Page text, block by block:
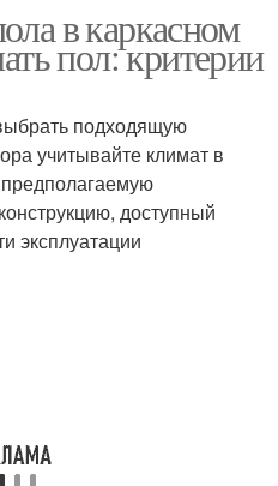
в каркасном
пол: критерии
подходящую
учитывайте климат в
доступный
эксплуатации